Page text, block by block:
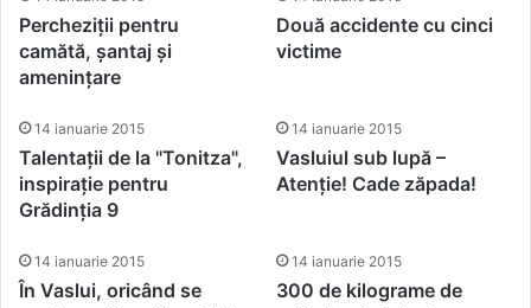
Percheziții pentru
camătă, șantaj și
amenințare
Două accidente cu cinci
victime
14 ianuarie 2015
Talentații de la "Tonitza",
inspirație pentru
Grădinția 9
14 ianuarie 2015
Vasluiul sub lupă –
Atenție! Cade zăpada!
14 ianuarie 2015
În Vaslui, oricând se
14 ianuarie 2015
300 de kilograme de